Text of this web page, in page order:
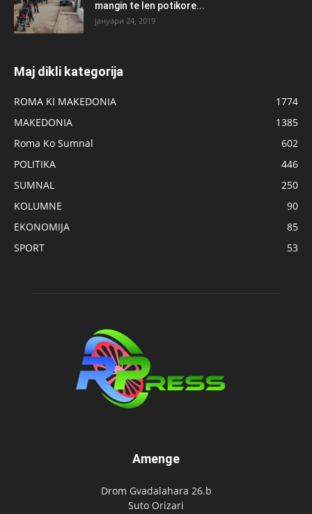
mangin te len potikore...
јануари 24, 2019
Maj dikli kategorija
ROMA KI MAKEDONIA
1774
MAKEDONIA
1385
Roma Ko Sumnal
602
POLITIKA
446
SUMNAL
250
KOLUMNE
90
EKONOMIJA
85
SPORT
53
Amenge
Drom Gvadalahara 26.b
Suto Orizari